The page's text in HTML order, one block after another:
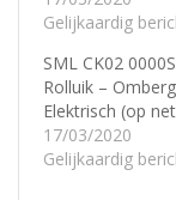
Gelijkaardig
SML CK02
Rolluik –
Elektrisch (op
17/03/2020
Gelijkaardig